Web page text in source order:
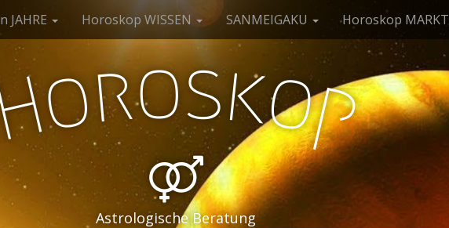
JAHRE Horoskop WISSEN SANMEIGAKU Horoskop MARKT
oroskop
Astrologische Beratung